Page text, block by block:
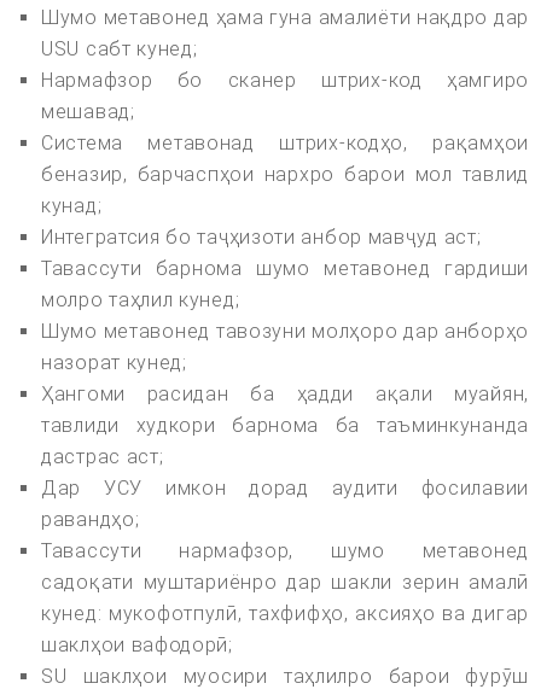
Шумо метавонед ҳама гуна амалиёти нақдро дар
USU сабт кунед;
Нармафзор бо сканер штрих-код ҳамгиро
мешавад;
Система метавонад штрих-кодҳо, рақамҳои
беназир, барчаспҳои нархро барои мол тавлид
кунад;
Интегратсия бо таҷҳизоти анбор мавҷуд аст;
Тавассути барнома шумо метавонед гардиши
молро таҳлил кунед;
Шумо метавонед тавозуни молҳоро дар анборҳо
назорат кунед;
Ҳангоми расидан ба ҳадди ақали муайян,
тавлиди худкори барнома ба таъминкунанда
дастрас аст;
Дар УСУ имкон дорад аудити фосилавии
равандҳо;
Тавассути нармафзор, шумо метавонед
садоқати муштариёнро дар шакли зерин амалӣ
кунед: мукофотпулӣ, тахфифҳо, аксияҳо ва дигар
шаклҳои вафодорӣ;
SU шаклҳои муосири таҳлилро барои фурӯш